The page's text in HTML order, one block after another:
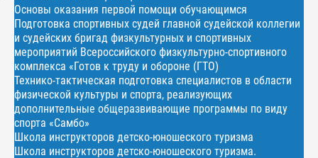
Основы оказания первой помощи обучающимся
Подготовка спортивных судей главной судейской коллегии
и судейских бригад физкультурных и спортивных
мероприятий Всероссийского физкультурно-спортивного
комплекса «Готов к труду и обороне (ГТО)
Технико-тактическая подготовка специалистов в области
физической культуры и спорта, реализующих
дополнительные общеразвивающие программы по виду
спорта «Самбо»
Школа инструкторов детско-юношеского туризма
Школа инструкторов детско-юношеского туризма.